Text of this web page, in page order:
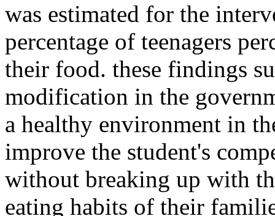
was estimated for the
percentage of teenagers
their food. these findings
modification in the
a healthy environment in
improve the student's
without breaking up with
eating habits of their